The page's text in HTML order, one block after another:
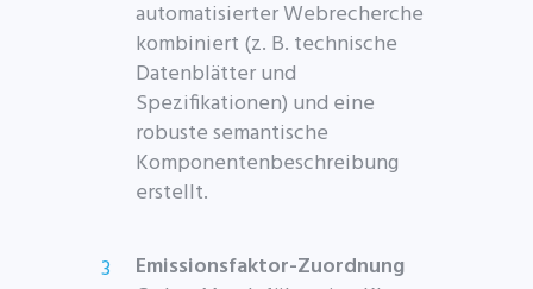
automatisierter Webrecherche
kombiniert (z. B. technische
Datenblätter und
Spezifikationen) und eine
robuste semantische
Komponentenbeschreibung
erstellt.
Emissionsfaktor-Zuordnung